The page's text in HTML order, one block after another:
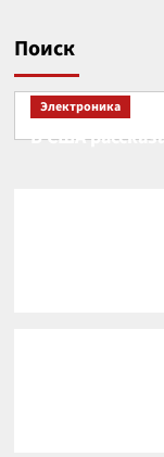
Поиск
Электроника
В США